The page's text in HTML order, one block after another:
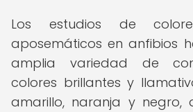
Los estudios de
aposemáticos en anfibios
amplia variedad de
colores brillantes y
amarillo, naranja y negro,